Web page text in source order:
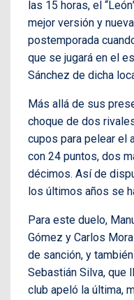
las 15 horas, el
mejor versión y
postemporada
que se jugará en el
Sánchez de dicha
Más allá de sus
choque de dos
cupos para pelear el
con 24 puntos, dos
décimos. Así de
los últimos años se
Para este duelo,
Gómez y Carlos
de sanción, y
Sebastián Silva, que
club apeló la última,